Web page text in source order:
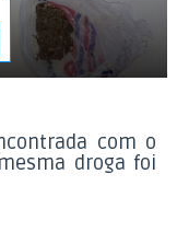
T
l
e
a
m
com o
droga foi